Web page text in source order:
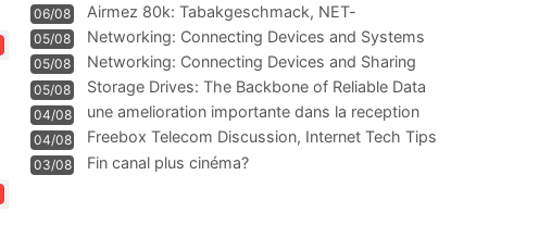
06/08
Airmez 80k: Tabakgeschmack, NET-
Technologie und Leistung im
05/08 Networking: Connecting Devices and Systems
05/08
Networking: Connecting Devices and Sharing
Information
05/08
Storage Drives: The Backbone of Reliable Data
Management
04/08
une amelioration importante dans la reception
WIFI
04/08
Freebox Telecom Discussion, Internet Tech Tips
Communi
03/08 Fin canal plus cinéma?